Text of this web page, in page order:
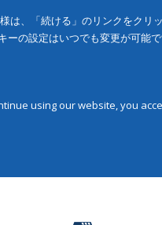
、「続ける」のリンクをクリ
の設定はいつでも変更が可能で
using our website, you